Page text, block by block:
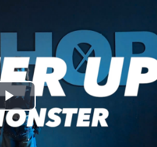
Play
Video